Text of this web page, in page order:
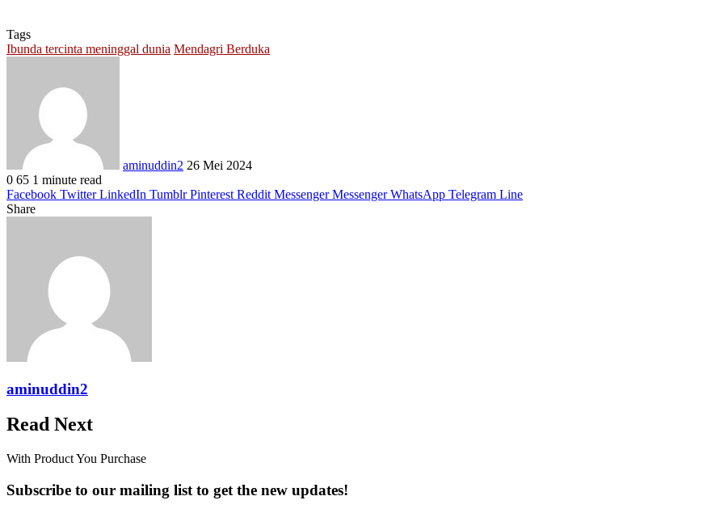
Tags
Ibunda tercinta meninggal dunia Mendagri Berduka
aminuddin2 26 Mei 2024
0 65 1 minute read
Facebook Twitter LinkedIn Tumblr Pinterest Reddit Messenger Messenger WhatsApp Telegram Line
Share
aminuddin2
Read Next
With Product You Purchase
Subscribe to our mailing list to get the new updates!